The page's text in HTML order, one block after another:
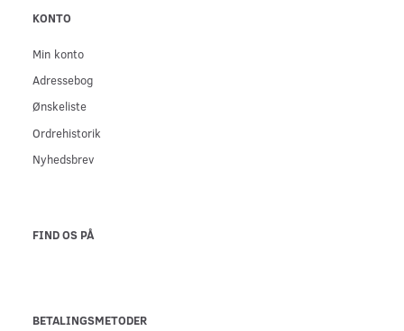
KONTO
Min konto
Adressebog
Ønskeliste
Ordrehistorik
Nyhedsbrev
FIND OS PÅ
BETALINGSMETODER